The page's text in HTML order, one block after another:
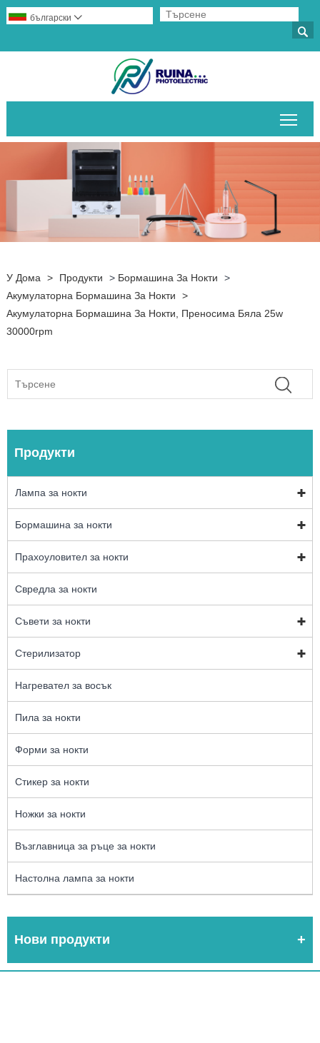

български 
У Дома > Продукти > Бормашина За Нокти
>
Акумулаторна Бормашина За Нокти
>
Акумулаторна Бормашина За Нокти, Преносима Бяла 25w
30000rpm
Продукти
Лампа за нокти
Бормашина за нокти
Прахоуловител за нокти
Свредла за нокти
Съвети за нокти
Стерилизатор
Нагревател за восък
Пила за нокти
Форми за нокти
Стикер за нокти
Ножки за нокти
Възглавница за ръце за нокти
Настолна лампа за нокти
Нови продукти